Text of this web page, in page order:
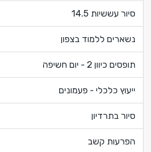
סיור עששיות 14.5
נשארים ללמוד בצפון
תופסים כיוון 2 - יום חשיפה
ייעוץ כלכלי - פעמונים
סיור בתרדיון
הפרעות קשב